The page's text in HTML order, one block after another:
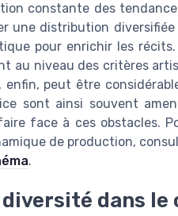
constante des
une distribution
pour enrichir les
au niveau des critères
enfin, peut être
sont ainsi souvent
face à ces obstacles.
de production,
.
dans le